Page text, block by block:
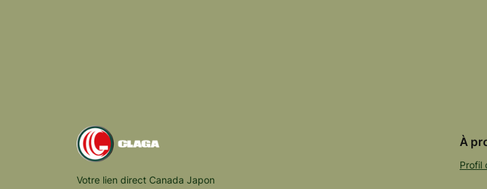
Votre lien direct Canada Japon
À
Profil